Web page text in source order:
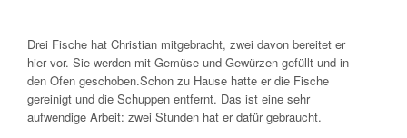
Drei Fische hat Christian mitgebracht, zwei davon bereitet er
hier vor. Sie werden mit Gemüse und Gewürzen gefüllt und in
den Ofen geschoben.Schon zu Hause hatte er die Fische
gereinigt und die Schuppen entfernt. Das ist eine sehr
aufwendige Arbeit: zwei Stunden hat er dafür gebraucht.